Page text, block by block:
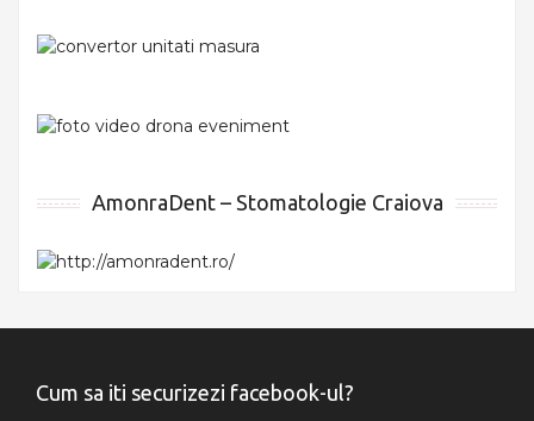
AmonraDent – Stomatologie Craiova
Cum sa iti securizezi facebook-ul?